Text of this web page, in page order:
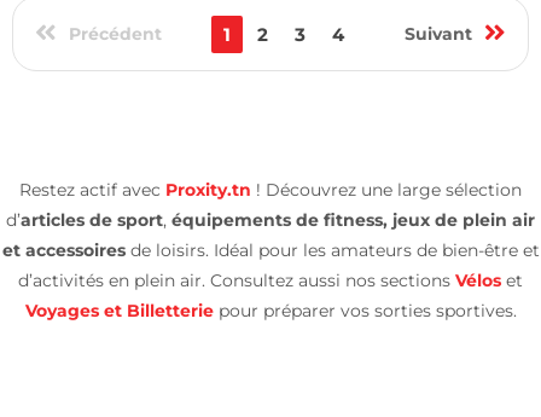
Précédent 1 2 3 4 Suivant
Restez actif avec Proxity.tn ! Découvrez une large sélection
d’articles de sport, équipements de fitness, jeux de plein air
et accessoiresde loisirs. Idéal pour les amateurs de bien-être et
d’activités en plein air. Consultez aussi nos sections Vélos et
Voyages et Billetteriepour préparer vos sorties sportives.